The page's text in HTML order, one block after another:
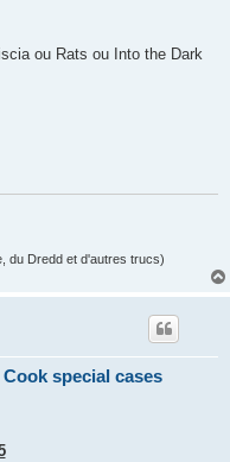
ou Rats ou Into the Dark
du Dredd et d'autres trucs)
special cases